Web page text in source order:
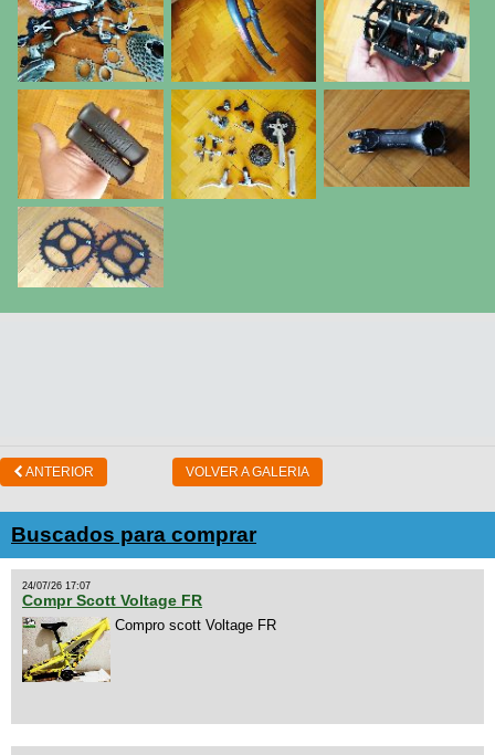
ANTERIOR VOLVER A GALERIA
Buscados para comprar
24/07/26 17:07
Compr Scott Voltage FR
Compro scott Voltage FR